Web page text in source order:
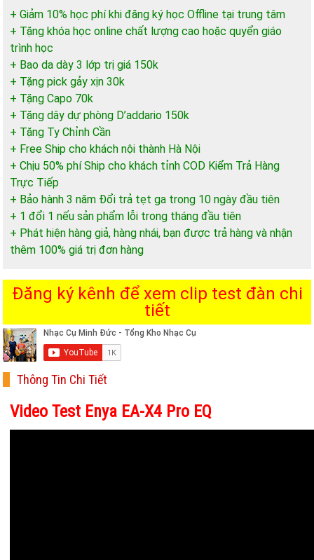
+ Giảm 10% học phí khi đăng ký học Offline tại trung tâm
+ Tặng khóa học online chất lượng cao hoặc quyển giáo
trình học
+ Bao da dày 3 lớp trị giá 150k
+ Tặng pick gảy xịn 30k
+ Tặng Capo 70k
+ Tặng dây dự phòng D’addario 150k
+ Tặng Ty Chỉnh Cần
+ Free Ship cho khách nội thành Hà Nội
+ Chịu 50% phí Ship cho khách tỉnh COD Kiểm Trả Hàng
Trực Tiếp
+ Bảo hành 3 năm Đổi trả tẹt ga trong 10 ngày đầu tiên
+ 1 đổi 1 nếu sản phẩm lỗi trong tháng đầu tiên
+ Phát hiện hàng giả, hàng nhái, bạn được trả hàng và nhận
thêm 100% giá trị đơn hàng
Đăng ký kênh để xem clip test đàn chi
tiết
Thông Tin Chi Tiết
Video Test Enya EA-X4 Pro EQ